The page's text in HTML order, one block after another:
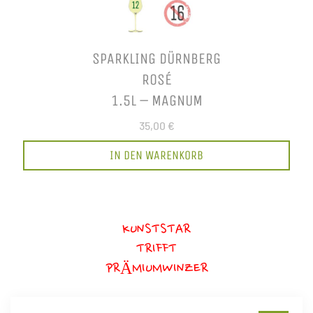
SPARKLING DÜRNBERG
ROSÉ
1.5L – MAGNUM
35,00 €
IN DEN WARENKORB
KUNSTSTAR
TRIFFT
PRÄMIUMWINZER